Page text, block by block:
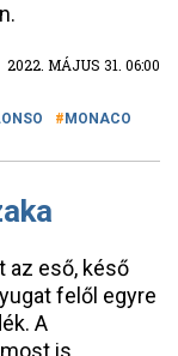
2022. MÁJUS 31. 06:00
MONACO
az eső, késő
felől egyre
A
is